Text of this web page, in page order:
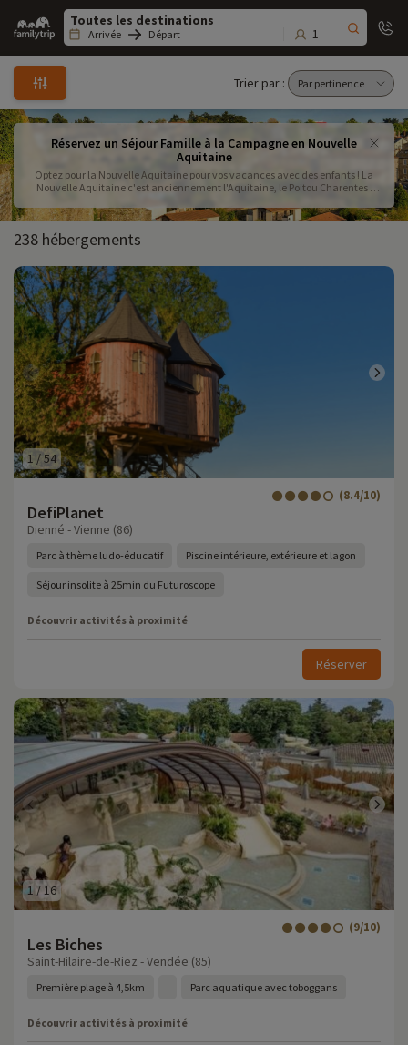
Family
trip
Arrivée Départ 1
Trier par :
Réservez un Séjour Famille à la Campagne en Nouvelle
Aquitaine
Optez pour la Nouvelle Aquitaine pour vos vacances avec des enfants ! La
Nouvelle Aquitaine c'est anciennement l'Aquitaine, le Poitou Charentes ,
238 hébergements
1 /54
DefiPlanet
(8.4/10)
Dienné - Vienne (86)
Parc à thème ludo-éducatif Piscine intérieure, extérieure et lagon
Séjour insolite à 25min du Futuroscope
Découvrir activités à proximité
Réserver
1 /16
Les Biches
(9/10)
Saint-Hilaire-de-Riez - Vendée (85)
Première plage à 4,5km Parc aquatique avec toboggans
Découvrir activités à proximité